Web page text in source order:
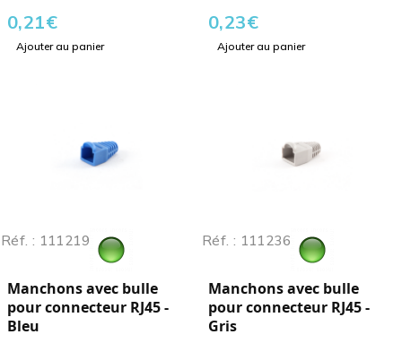
0,21€
Ajouter au panier
0,23€
Ajouter au panier
Réf. : 111219
Manchons avec bulle
pour connecteur RJ45 -
Bleu
Réf. : 111236
Manchons avec bulle
pour connecteur RJ45 -
Gris